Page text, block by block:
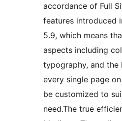
accordance of Full
features introduced
5.9, which means
aspects including
typography, and the
every single page
be customized to
need.The true